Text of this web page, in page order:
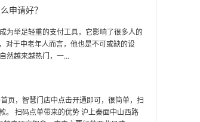
申请好？
为举足轻重的支付工具，它影响了很多人的
对于中老年人而言，他也是不可或缺的设
然越来越热门，一...
页，智慧门店中点击开通即可，很简单，扫
。 扫码点单带来的优势 沪上秦面中山西路